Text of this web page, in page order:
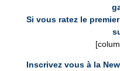
Si vous ratez le
Inscrivez vous à la